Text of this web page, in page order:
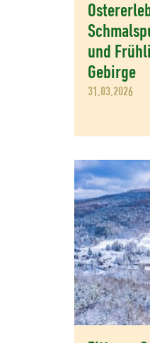
und
Gebirge
31.03.2026